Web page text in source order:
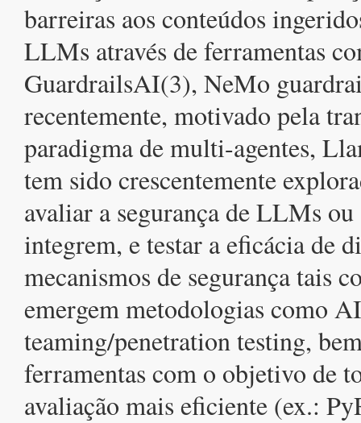
barreiras aos conteúdos
LLMs através de ferramentas
GuardrailsAI(3), NeMo
recentemente, motivado pela
paradigma de multi-agentes,
tem sido crescentemente
avaliar a segurança de LLMs ou
integrem, e testar a eficácia de
mecanismos de segurança tais
emergem metodologias como
teaming/penetration testing,
ferramentas com o objetivo de
avaliação mais eficiente (ex.: